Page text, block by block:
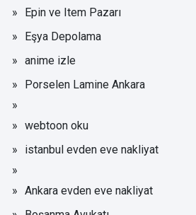
Epin ve Item Pazarı
Eşya Depolama
anime izle
Porselen Lamine Ankara
webtoon oku
istanbul evden eve nakliyat
Ankara evden eve nakliyat